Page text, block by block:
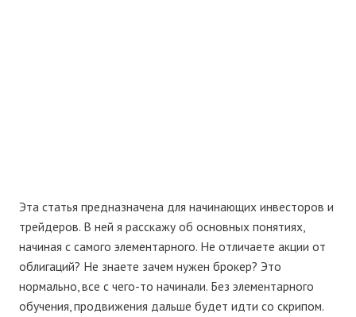
Эта статья предназначена для начинающих инвесторов и
трейдеров. В ней я расскажу об основных понятиях,
начиная с самого элементарного. Не отличаете акции от
облигаций? Не знаете зачем нужен брокер? Это
нормально, все с чего-то начинали. Без элементарного
обучения, продвижения дальше будет идти со скрипом.